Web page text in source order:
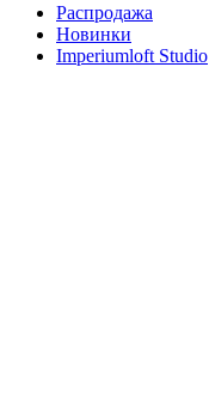
Распродажа
Новинки
Imperiumloft Studio